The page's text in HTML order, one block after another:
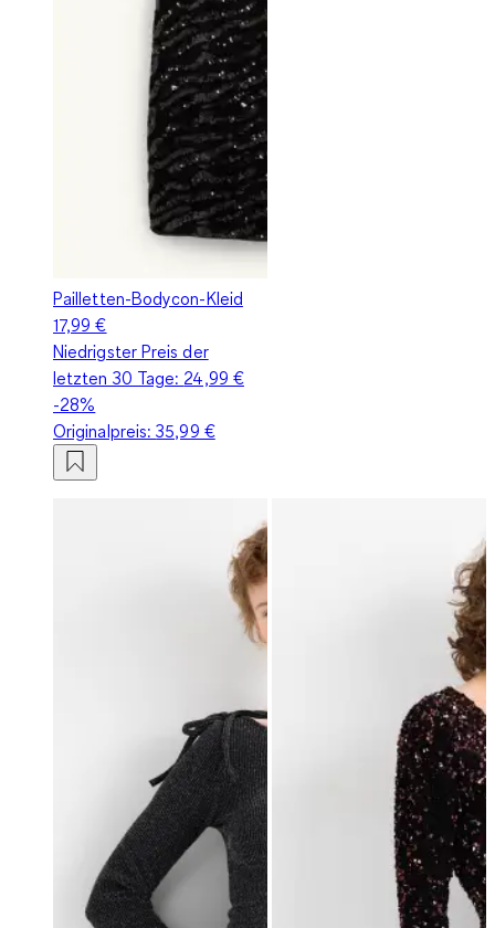
Pailletten-Bodycon-Kleid
17,99 €
Niedrigster Preis der
letzten 30 Tage: 24,99 €
-28%
Originalpreis:35,99 €